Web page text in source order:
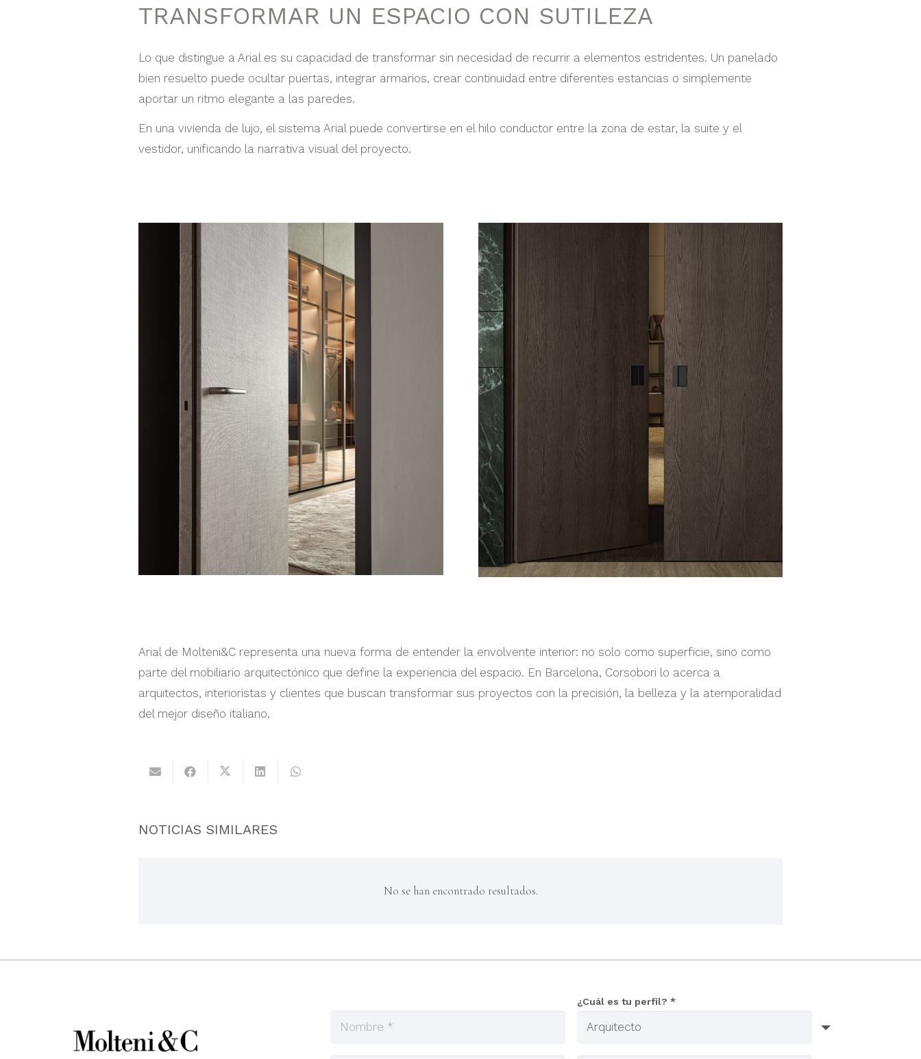
TRANSFORMAR UN ESPACIO CON SUTILEZA
Lo que distingue a Arial es su capacidad de transformar sin necesidad de recurrir a elementos estridentes. Un panelado
bien resuelto puede ocultar puertas, integrar armarios, crear continuidad entre diferentes estancias o simplemente
aportar un ritmo elegante a las paredes.
En una vivienda de lujo, el sistema Arial puede convertirse en el hilo conductor entre la zona de estar, la suite y el
vestidor, unificando la narrativa visual del proyecto.
Arial de Molteni&C representa una nueva forma de entender la envolvente interior: no solo como superficie, sino como
parte del mobiliario arquitectónico que define la experiencia del espacio. En Barcelona, Corsobori lo acerca a
arquitectos, interioristas y clientes que buscan transformar sus proyectos con la precisión, la belleza y la atemporalidad
del mejor diseño italiano.
NOTICIAS SIMILARES
No se han encontrado resultados.
¿Cuál es tu perfil? *